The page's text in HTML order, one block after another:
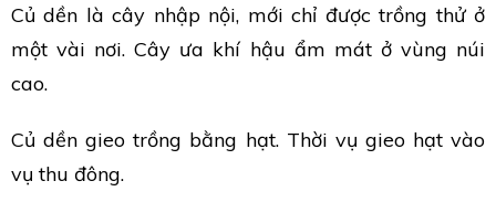
Củ dền là cây nhập nội, mới chỉ được trồng thử ở
một vài nơi. Cây ưa khí hậu ẩm mát ở vùng núi
cao.
Củ dền gieo trồng bằng hạt. Thời vụ gieo hạt vào
vụ thu đông.